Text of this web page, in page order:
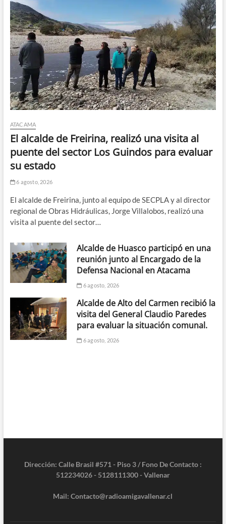
ATACAMA
El alcalde de Freirina, realizó una visita al
puente del sector Los Guindos para evaluar
su estado
6 agosto, 2026
El alcalde de Freirina, junto al equipo de SECPLA y al director
regional de Obras Hidráulicas, Jorge Villalobos, realizó una
visita al puente del sector…
Alcalde de Huasco participó en una
reunión junto al Encargado de la
Defensa Nacional en Atacama
6 agosto, 2026
Alcalde de Alto del Carmen recibió la
visita del General Claudio Paredes
para evaluar la situación comunal.
6 agosto, 2026
Dirección: Calle Brasil #571 - Piso 3 / Fono De Contacto :
512234026 - 5128111300 - Vallenar
Mail: Contacto@radioamigavallenar.cl